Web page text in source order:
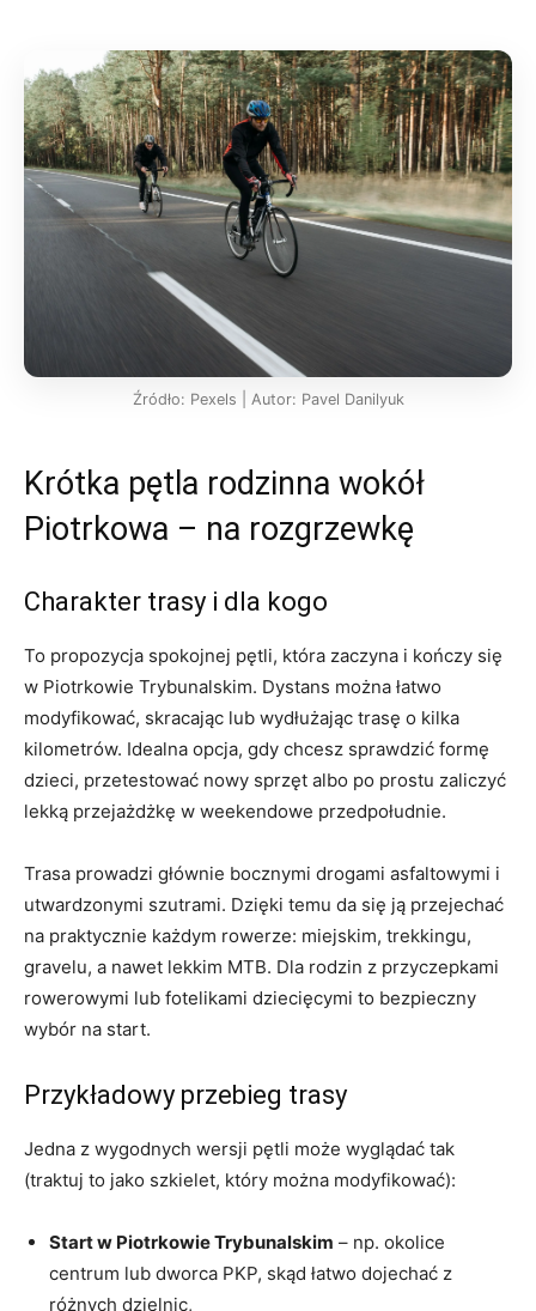
Źródło: Pexels | Autor: Pavel Danilyuk
Krótka pętla rodzinna wokół
Piotrkowa – na rozgrzewkę
Charakter trasy i dla kogo
To propozycja spokojnej pętli, która zaczyna i kończy się
w Piotrkowie Trybunalskim. Dystans można łatwo
modyfikować, skracając lub wydłużając trasę o kilka
kilometrów. Idealna opcja, gdy chcesz sprawdzić formę
dzieci, przetestować nowy sprzęt albo po prostu zaliczyć
lekką przejażdżkę w weekendowe przedpołudnie.
Trasa prowadzi głównie bocznymi drogami asfaltowymi i
utwardzonymi szutrami. Dzięki temu da się ją przejechać
na praktycznie każdym rowerze: miejskim, trekkingu,
gravelu, a nawet lekkim MTB. Dla rodzin z przyczepkami
rowerowymi lub fotelikami dziecięcymi to bezpieczny
wybór na start.
Przykładowy przebieg trasy
Jedna z wygodnych wersji pętli może wyglądać tak
(traktuj to jako szkielet, który można modyfikować):
Start w Piotrkowie Trybunalskim – np. okolice
centrum lub dworca PKP, skąd łatwo dojechać z
różnych dzielnic,